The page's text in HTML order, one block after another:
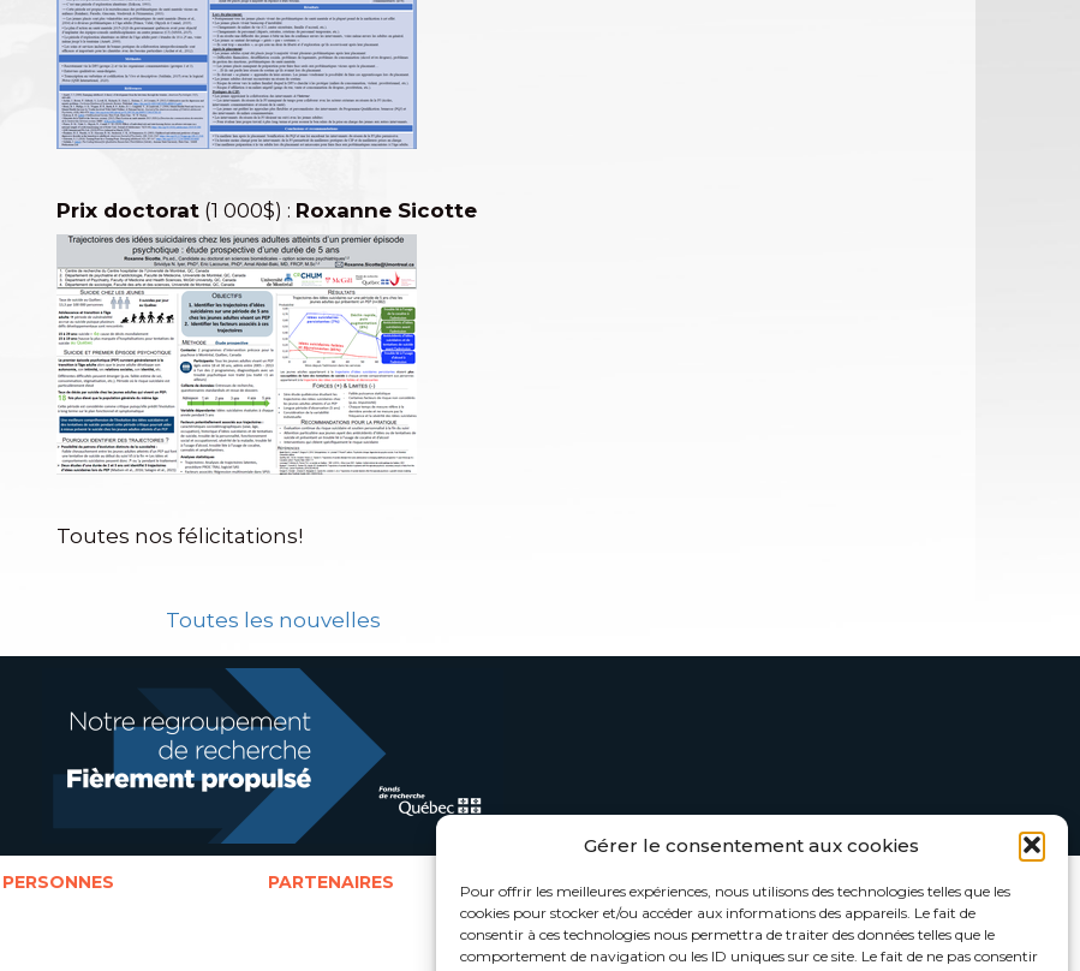
Gérer le consentement aux cookies
Pour offrir les meilleures expériences, nous utilisons des technologies telles que les
cookies pour stocker et/ou accéder aux informations des appareils. Le fait de
consentir à ces technologies nous permettra de traiter des données telles que le
comportement de navigation ou les ID uniques sur ce site. Le fait de ne pas consentir
Prix doctorat (1 000$) : Roxanne Sicotte
Toutes nos félicitations!
Toutes les nouvelles
PERSONNES PARTENAIRES DOCUMENTATION
Documentation jeunesse
Jeunesse en chiffres
Liée à la Covid-19
MULTIMÉDIAS
Outils visuels
Documents audios et vidéos
Webinaires
Cours en ligne